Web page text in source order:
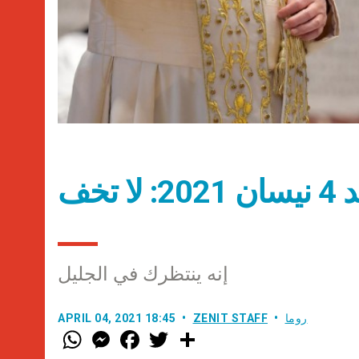
إنه ينتظرك في الجليل
APRIL 04, 2021 18:45 ZENIT STAFF روما
W
h
M
e
F
a w